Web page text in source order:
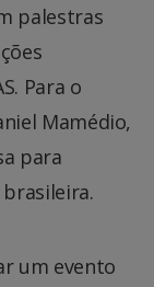
palestras
Para o
Mamédio,
para
um evento